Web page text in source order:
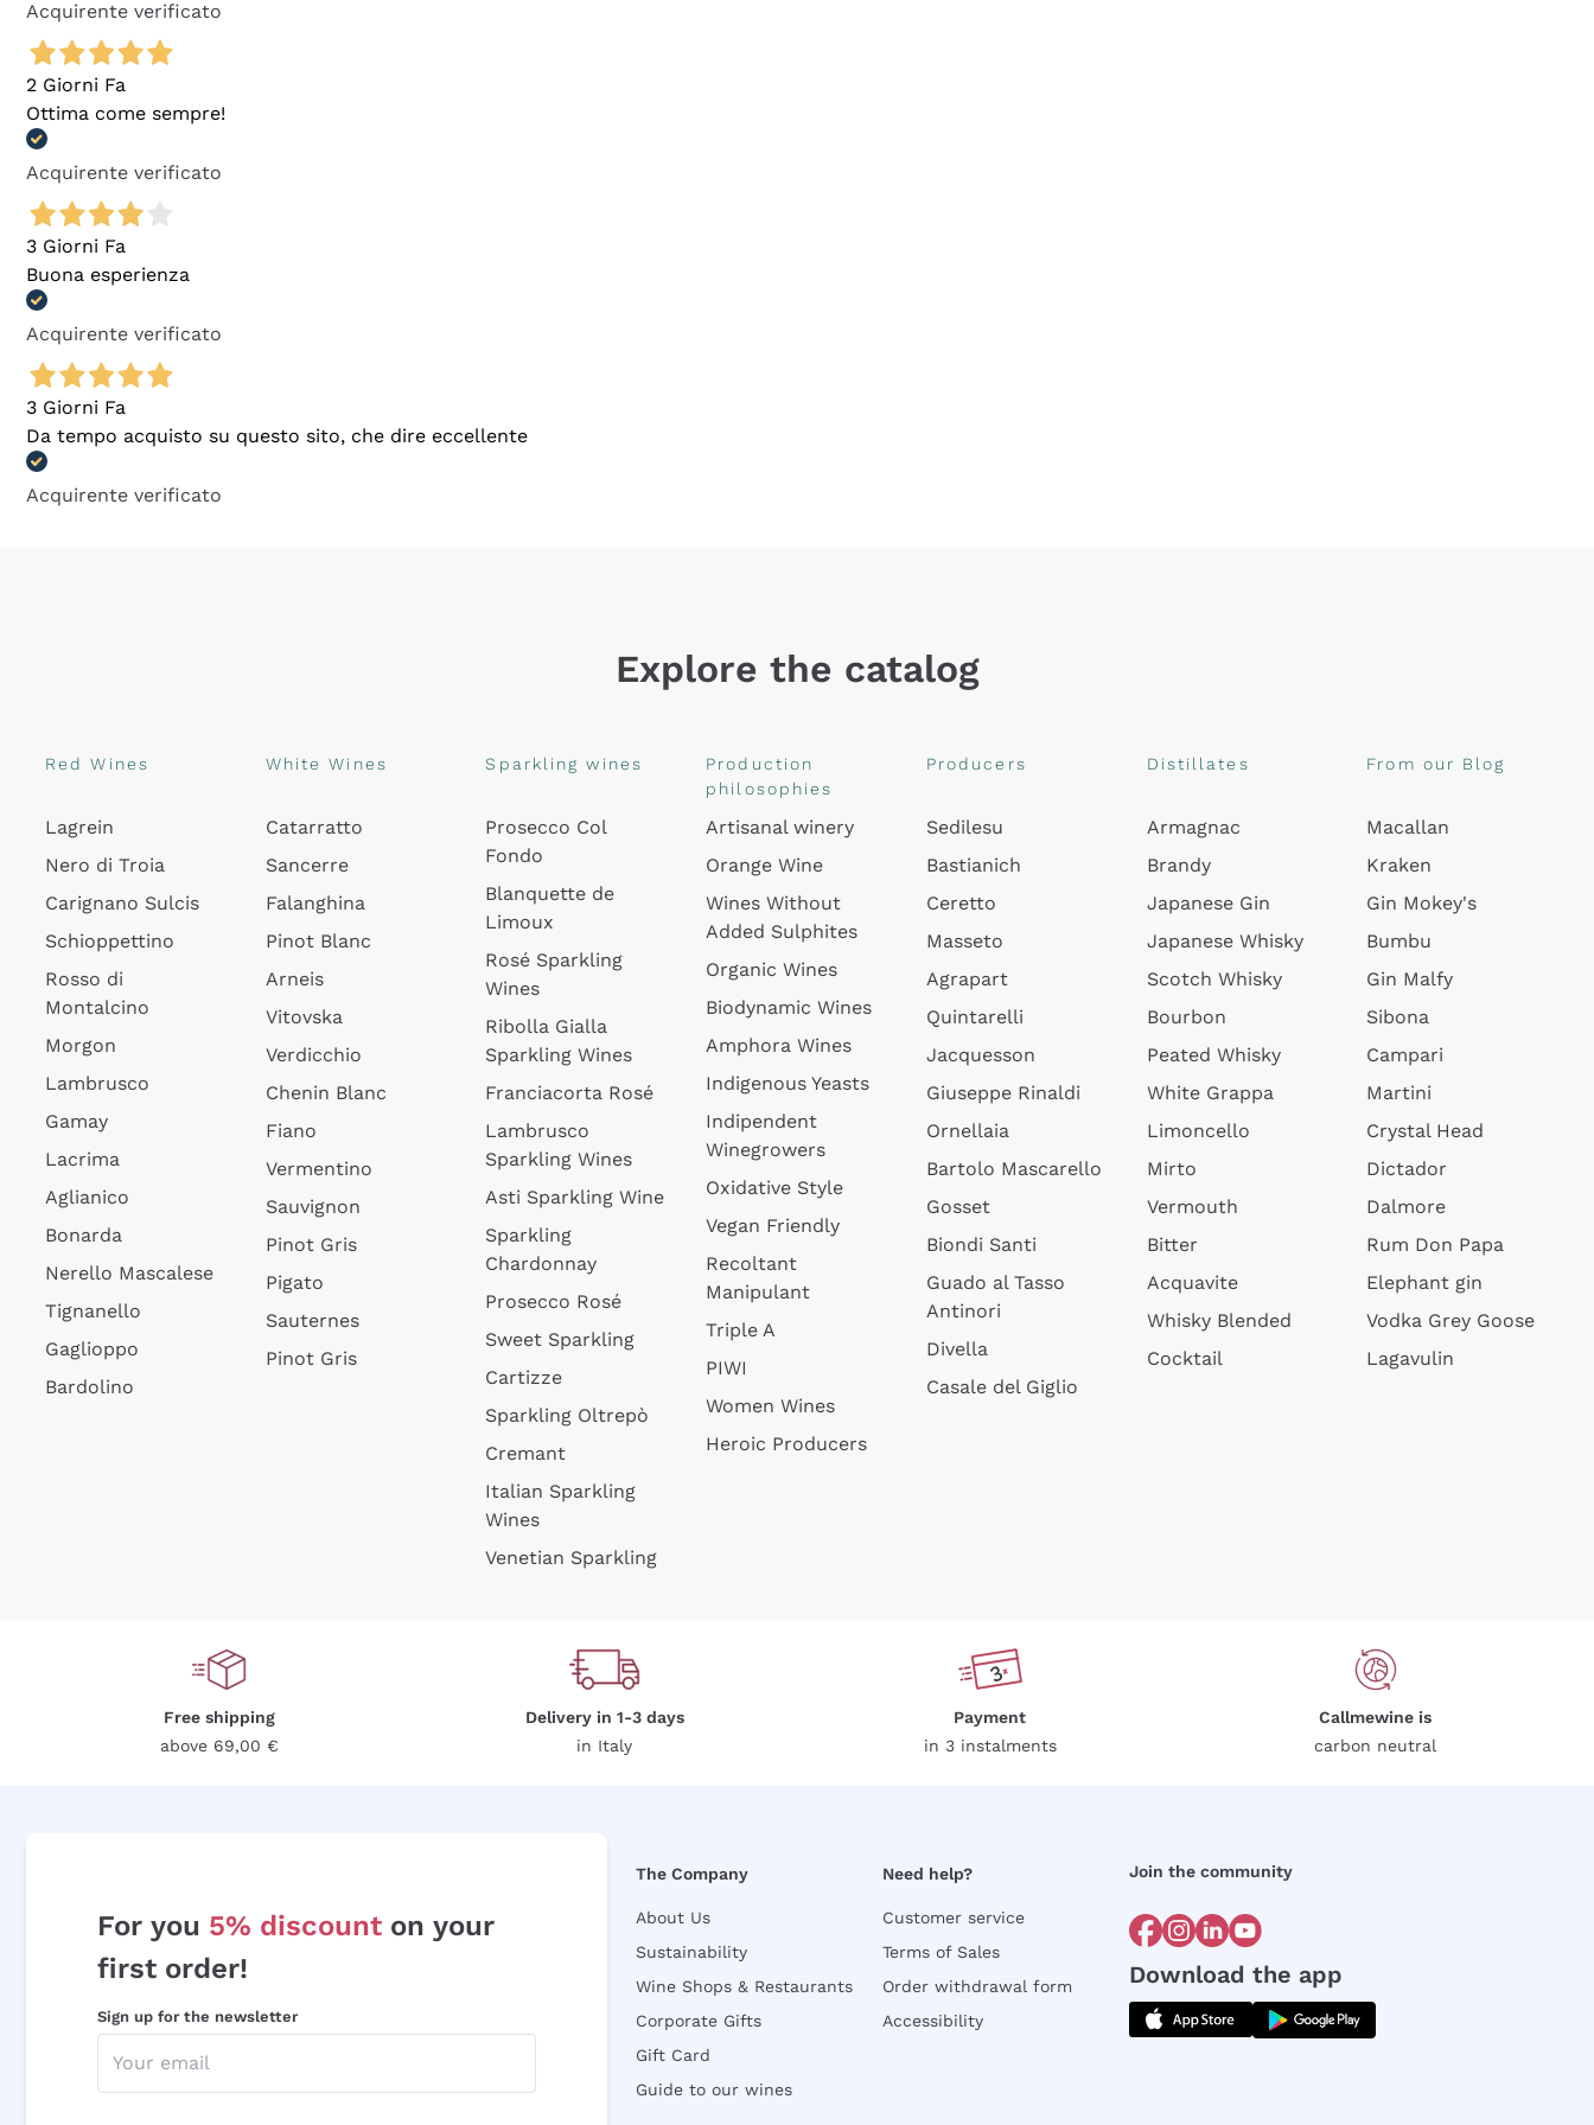
Acquirente verificato
2 Giorni Fa
Ottima come sempre!
Acquirente verificato
3 Giorni Fa
Buona esperienza
Acquirente verificato
3 Giorni Fa
Da tempo acquisto su questo sito, che dire eccellente
Acquirente verificato
Explore the catalog
Red Wines
Lagrein
Nero di Troia
Carignano Sulcis
Schioppettino
Rosso di
Montalcino
Morgon
Lambrusco
Gamay
Lacrima
Aglianico
Bonarda
Nerello Mascalese
Tignanello
Gaglioppo
Bardolino
White Wines
Catarratto
Sancerre
Falanghina
Pinot Blanc
Arneis
Vitovska
Verdicchio
Chenin Blanc
Fiano
Vermentino
Sauvignon
Pinot Gris
Pigato
Sauternes
Pinot Gris
Sparkling wines
Prosecco Col
Fondo
Blanquette de
Limoux
Rosé Sparkling
Wines
Ribolla Gialla
Sparkling Wines
Franciacorta Rosé
Lambrusco
Sparkling Wines
Asti Sparkling Wine
Sparkling
Chardonnay
Prosecco Rosé
Sweet Sparkling
Cartizze
Sparkling Oltrepò
Cremant
Italian Sparkling
Wines
Venetian Sparkling
Production
philosophies
Artisanal winery
Orange Wine
Wines Without
Added Sulphites
Organic Wines
Biodynamic Wines
Amphora Wines
Indigenous Yeasts
Indipendent
Winegrowers
Oxidative Style
Vegan Friendly
Recoltant
Manipulant
Triple A
PIWI
Women Wines
Heroic Producers
Producers
Sedilesu
Bastianich
Ceretto
Masseto
Agrapart
Quintarelli
Jacquesson
Giuseppe Rinaldi
Ornellaia
Bartolo Mascarello
Gosset
Biondi Santi
Guado al Tasso
Antinori
Divella
Casale del Giglio
Distillates
Armagnac
Brandy
Japanese Gin
Japanese Whisky
Scotch Whisky
Bourbon
Peated Whisky
White Grappa
Limoncello
Mirto
Vermouth
Bitter
Acquavite
Whisky Blended
Cocktail
From our Blog
Macallan
Kraken
Gin Mokey's
Bumbu
Gin Malfy
Sibona
Campari
Martini
Crystal Head
Dictador
Dalmore
Rum Don Papa
Elephant gin
Vodka Grey Goose
Lagavulin
Free shipping
above 69,00 €
Delivery in 1-3 days
in Italy
Payment
in 3 instalments
Callmewine is
carbon neutral
For you 5% discount on your
first order!
Sign up for the newsletter
The Company
About Us
Sustainability
Wine Shops & Restaurants
Corporate Gifts
Gift Card
Guide to our wines
Need help?
Customer service
Terms of Sales
Order withdrawal form
Accessibility
Join the community
Download the app